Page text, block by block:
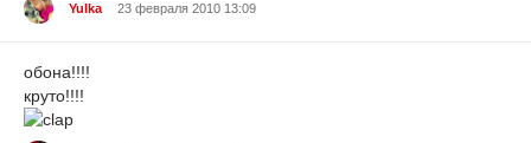
Yulka 23 февраля 2010 13:09
обона!!!!
круто!!!!